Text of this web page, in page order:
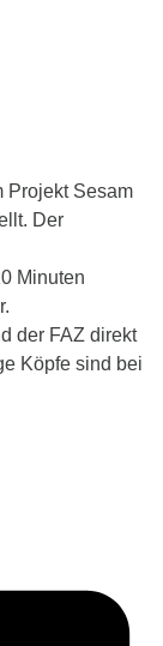
Projekt Sesam
Der
Minuten
der FAZ direkt
Köpfe sind bei